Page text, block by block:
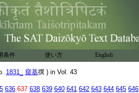
条件 使い方 English
1831_ 窺基撰 ) in Vol. 43
636 637 638 639 640 641 642 643 644 645 646
足馬闕一足故亦名無足
謂眼等識行相麁動起必勞慮等者。從三乘
通義。據實八地已往菩薩無有漏心。何必勞
慮
破薩婆多滅定識不離身中有二。初叙計
後正破。破中有五。一如想起滅難。二壽不
離身難。三應非有情難。四根･壽無持難。
五經言無屬難。薩婆多言。受･想前偏厭。心
行説言無。識體非心行。滅定故言有。若爾
難言。識體非心行。滅定實無而言有。壽等